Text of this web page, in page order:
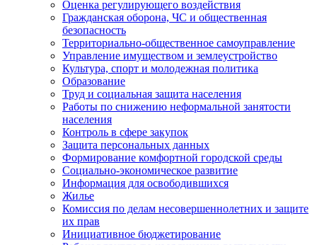
Оценка регулирующего воздействия
Гражданская оборона, ЧС и общественная
безопасность
Территориально-общественное самоуправление
Управление имуществом и землеустройство
Культура, спорт и молодежная политика
Образование
Труд и социальная защита населения
Работы по снижению неформальной занятости
населения
Контроль в сфере закупок
Защита персональных данных
Формирование комфортной городской среды
Социально-экономическое развитие
Информация для освободившихся
Жилье
Комиссия по делам несовершеннолетних и защите
их прав
Инициативное бюджетирование